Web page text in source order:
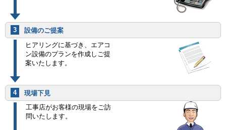
3
設備のご提案
ヒアリングに基づき、エアコ
ン設備のプランを作成しご提
案いたします。
4
現場下見
工事店がお客様の現場をご訪
問いたします。